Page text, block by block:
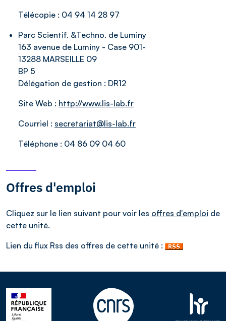
Télécopie : 04 94 14 28 97
Parc Scientif. &Techno. de Luminy
163 avenue de Luminy - Case 901-
13288 MARSEILLE 09
BP 5
Délégation de gestion : DR12
Site Web : http://www.lis-lab.fr
Courriel : secretariat@lis-lab.fr
Téléphone : 04 86 09 04 60
Offres d'emploi
Cliquez sur le lien suivant pour voir les offres d'emploi de
cette unité.
Lien du flux Rss des offres de cette unité :